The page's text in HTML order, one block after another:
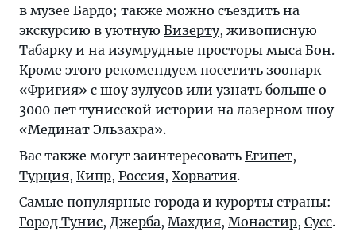
в музее Бардо; также можно съездить на
экскурсию в уютную Бизерту, живописную
Табаркуи на изумрудные просторы мыса Бон.
Кроме этого рекомендуем посетить зоопарк
«Фригия» с шоу зулусов или узнать больше о
3000 лет тунисской истории на лазерном шоу
«Мединат Эльзахра».
Вас также могут заинтересовать Египет,
Турция, Кипр, Россия, Хорватия.
Самые популярные города и курорты страны:
Город Тунис, Джерба, Махдия, Монастир, Сусс.